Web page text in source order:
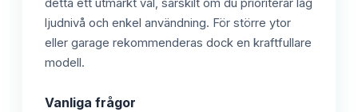
detta ett utmärkt val, särskilt om du prioriterar låg
ljudnivå och enkel användning. För större ytor
eller garage rekommenderas dock en kraftfullare
modell.
Vanliga frågor